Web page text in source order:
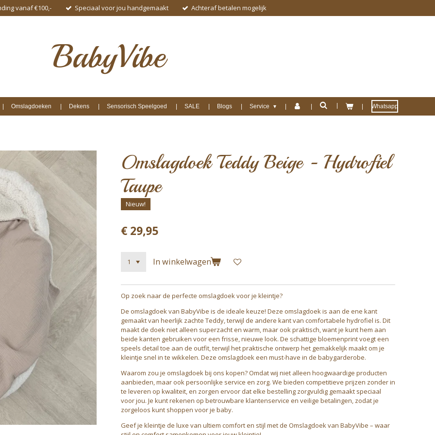
vanaf €100,- Speciaal voor jou handgemaakt Achteraf betalen mogelijk
BabyVibe
Omslagdoeken Dekens Sensorisch Speelgoed SALE Blogs Service Whatsapp
Omslagdoek Teddy Beige - Hydrofiel
Taupe
Nieuw!
€ 29,95
In winkelwagen
Op zoek naar de perfecte omslagdoek voor je kleintje?
De omslagdoek van BabyVibe is de ideale keuze! Deze omslagdoek is aan de ene kant
gemaakt van heerlijk zachte Teddy, terwijl de andere kant van comfortabele hydrofiel is. Dit
maakt de doek niet alleen superzacht en warm, maar ook praktisch, want je kunt hem aan
beide kanten gebruiken voor een frisse, nieuwe look. De schattige bloemenprint voegt een
speels detail toe aan de outfit, terwijl het praktische ontwerp het gemakkelijk maakt om je
kleintje snel in te wikkelen. Deze omslagdoek een must-have in de babygarderobe.
Waarom zou je omslagdoek bij ons kopen? Omdat wij niet alleen hoogwaardige producten
aanbieden, maar ook persoonlijke service en zorg. We bieden competitieve prijzen zonder in
te leveren op kwaliteit, en zorgen ervoor dat elke bestelling zorgvuldig gemaakt speciaal
voor jou. Je kunt rekenen op betrouwbare klantenservice en veilige betalingen, zodat je
zorgeloos kunt shoppen voor je baby.
Geef je kleintje de luxe van ultiem comfort en stijl met de Omslagdoek van BabyVibe – waar